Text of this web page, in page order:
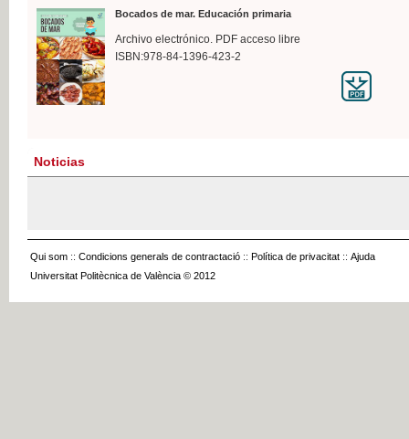
Bocados de mar. Educación primaria
Archivo electrónico. PDF acceso libre
ISBN:978-84-1396-423-2
Noticias
Qui som :: Condicions generals de contractació :: Política de privacitat :: Ajuda
Universitat Politècnica de València © 2012